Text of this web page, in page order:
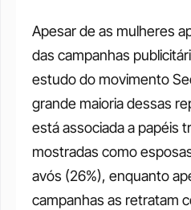
Apesar de as mulheres
das campanhas
estudo do movimento
grande maioria dessas
está associada a papéis
mostradas como
avós (26%), enquanto
campanhas as retratam